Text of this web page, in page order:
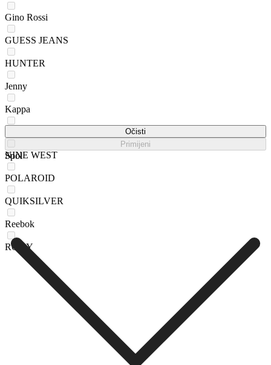
Gino Rossi
GUESS JEANS
HUNTER
Jenny
Kappa
NINE WEST
POLAROID
QUIKSILVER
Reebok
ROXY
Očisti
Primijeni
Spol